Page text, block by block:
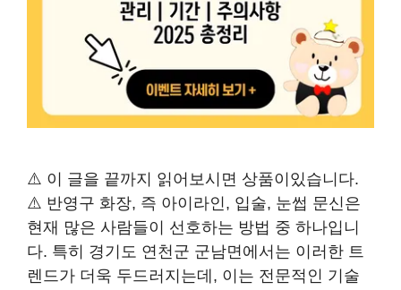
⚠️ 이 글을 끝까지 읽어보시면 상품이있습니다.
⚠️ 반영구 화장, 즉 아이라인, 입술, 눈썹 문신은
현재 많은 사람들이 선호하는 방법 중 하나입니
다. 특히 경기도 연천군 군남면에서는 이러한 트
렌드가 더욱 두드러지는데, 이는 전문적인 기술